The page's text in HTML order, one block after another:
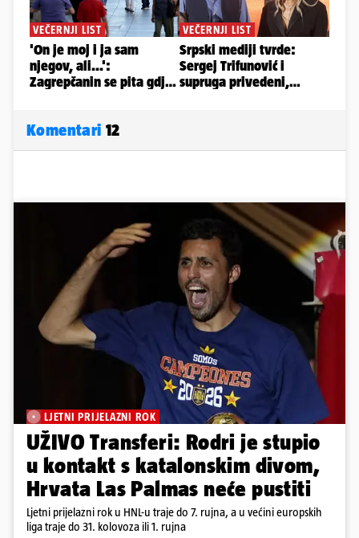
Komentari 12
LJETNI PRIJELAZNI ROK
UŽIVO Transferi: Rodri je stupio
u kontakt s katalonskim divom,
Hrvata Las Palmas neće pustiti
Ljetni prijelazni rok u HNL-u traje do 7. rujna, a u većini europskih
liga traje do 31. kolovoza ili 1. rujna